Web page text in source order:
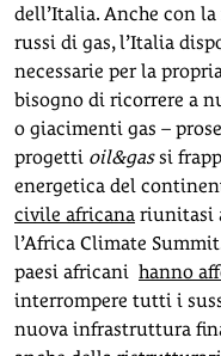
dell’Italia. Anche con
russi di gas, l’Italia
necessarie per la
bisogno di ricorrere a
o giacimenti gas –
progetti oil&gassi
energetica del
civile africana riunitasi
l’Africa Climate
paesi africani hanno
interrompere tutti i
nuova infrastruttura